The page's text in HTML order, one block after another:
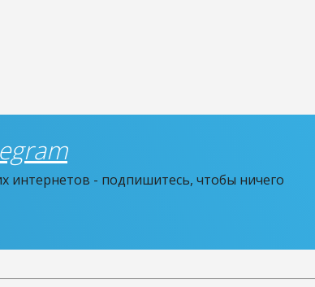
интернетов - подпишитесь, чтобы ничего